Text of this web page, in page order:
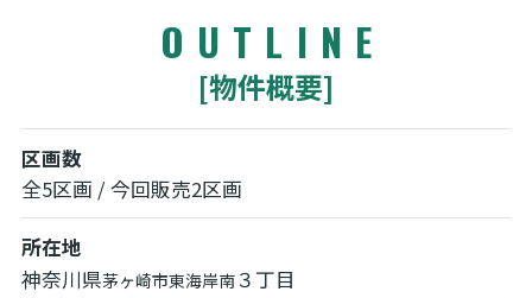
OUTLINE
[物件概要]
区画数
全5区画 / 今回販売2区画
所在地
神奈川県茅ヶ崎市東海岸南３丁目